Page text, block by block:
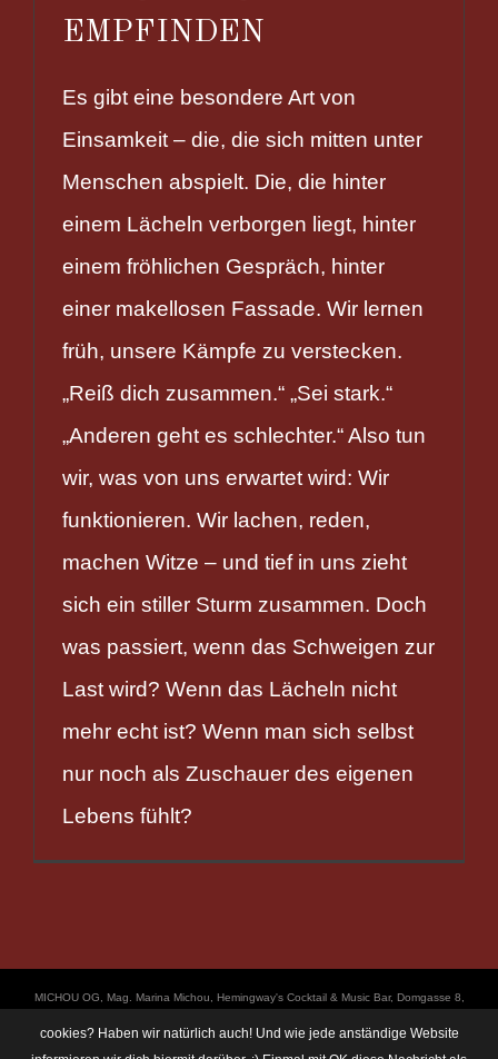
EMPFINDEN
Es gibt eine besondere Art von
Einsamkeit – die, die sich mitten unter
Menschen abspielt. Die, die hinter
einem Lächeln verborgen liegt, hinter
einem fröhlichen Gespräch, hinter
einer makellosen Fassade. Wir lernen
früh, unsere Kämpfe zu verstecken.
„Reiß dich zusammen.“ „Sei stark.“
„Anderen geht es schlechter.“ Also tun
wir, was von uns erwartet wird: Wir
funktionieren. Wir lachen, reden,
machen Witze – und tief in uns zieht
sich ein stiller Sturm zusammen. Doch
was passiert, wenn das Schweigen zur
Last wird? Wenn das Lächeln nicht
mehr echt ist? Wenn man sich selbst
nur noch als Zuschauer des eigenen
Lebens fühlt?
ΜICHOU OG, Mag. Marina Michou, Hemingway's Cocktail & Music Bar, Domgasse 8,
https://linz.bar/marinamichou/ Telefon: 0650 6101820, E-Mail: hemingway@linz.bar,
cookies? Haben wir natürlich auch! Und wie jede anständige Website